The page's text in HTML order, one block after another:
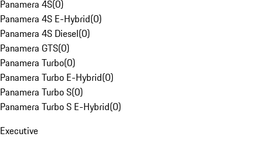
Panamera 4S(0)
Panamera 4S E-Hybrid(0)
Panamera 4S Diesel(0)
Panamera GTS(0)
Panamera Turbo(0)
Panamera Turbo E-Hybrid(0)
Panamera Turbo S(0)
Panamera Turbo S E-Hybrid(0)
Executive